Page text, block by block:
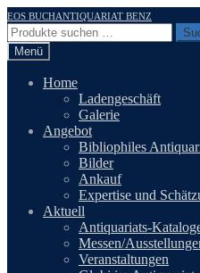
Zur
Navigation
springen
Zum
Inhalt
springen
EOS BUCHANTIQUARIAT BENZ
Suchen
nach:
Menü
Home
Ladengeschäft
Galerie
Angebot
Bibliophiles
Bilder
Ankauf
Expertise und
Aktuell
Antiquariats-
Messen/
Veranstaltungen